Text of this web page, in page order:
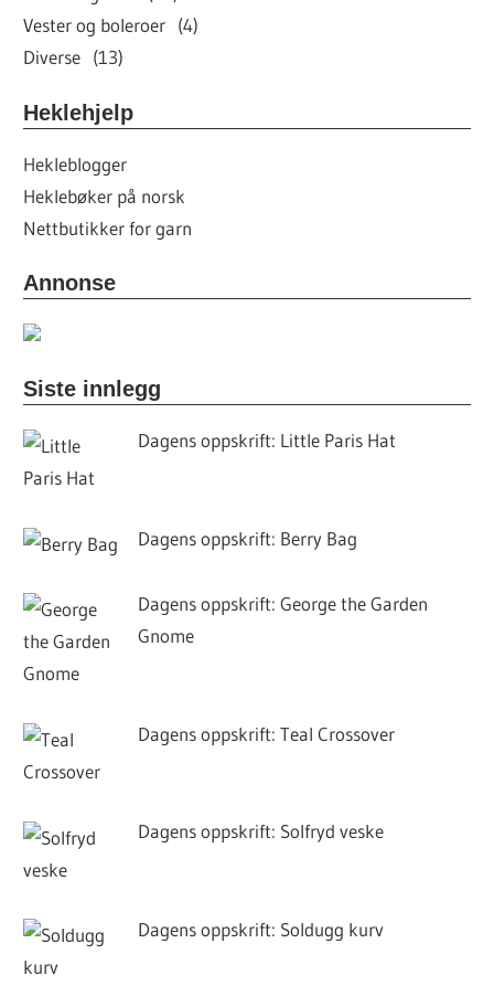
Vester og boleroer (4)
Diverse (13)
Heklehjelp
Hekleblogger
Heklebøker på norsk
Nettbutikker for garn
Annonse
Siste innlegg
Dagens oppskrift: Little Paris Hat
Dagens oppskrift: Berry Bag
Dagens oppskrift: George the Garden
Gnome
Dagens oppskrift: Teal Crossover
Dagens oppskrift: Solfryd veske
Dagens oppskrift: Soldugg kurv